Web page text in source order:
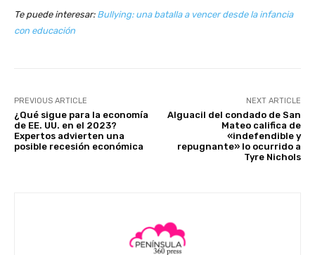
Te puede interesar: Bullying: una batalla a vencer desde la infancia
con educación
PREVIOUS ARTICLE
¿Qué sigue para la economía
de EE. UU. en el 2023?
Expertos advierten una
posible recesión económica
NEXT ARTICLE
Alguacil del condado de San
Mateo califica de
«indefendible y
repugnante» lo ocurrido a
Tyre Nichols